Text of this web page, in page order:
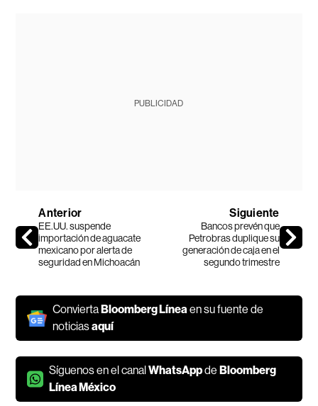
PUBLICIDAD
Anterior
EE.UU. suspende
importación de aguacate
mexicano por alerta de
seguridad en Michoacán
Siguiente
Bancos prevén que
Petrobras duplique su
generación de caja en el
segundo trimestre
Convierta Bloomberg Líneaen su fuente de
noticiasaquí
Síguenos en el canalWhatsAppde Bloomberg
Línea México